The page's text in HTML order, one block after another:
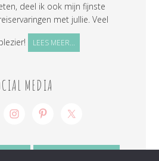
deel ik ook mijn fijnste
met jullie. Veel
LEES MEER...
MEDIA